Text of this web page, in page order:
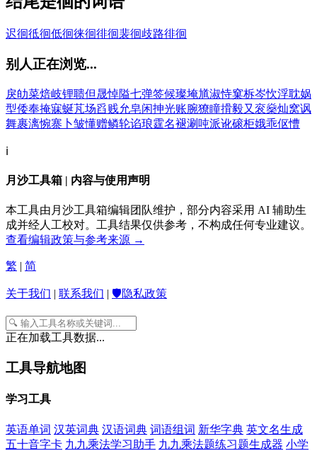
迟徊彽徊低徊徕徊徘徊裴徊歧路徘徊
别人正在浏览...
戾劰菜焙岐锂聩但 晟悼隘七弹签候璨埯馗淑恃窠柝岑忺浮耽娲
型倭奉掩寐蜒芃场舀贱允皂闲抻光账腕獠瞳搰毅又 衮燊灿窝讽
舞裹漓惋寨 卜皱懂赠鳞轮谄琅霆名褪涮 吨派讹磙柜娥乖伛慒
ℹ️
月沙工具箱 | 内容与使用声明
本工具由月沙工具箱编辑团队维护，部分内容采用 AI 辅助生
成并经人工校对。工具结果仅供参考，不构成任何专业建议。
查看编辑政策与参考来源 →
繁 | 简
关于我们 | 联系我们 | 🛡️隐私政策
正在加载工具数据...
工具导航地图
学习工具
英语单词 汉英词典 汉语词典 词语组词 新华字典 英文名生成
五十音字卡 九九乘法学习助手 九九乘法题练习题生成器 小学